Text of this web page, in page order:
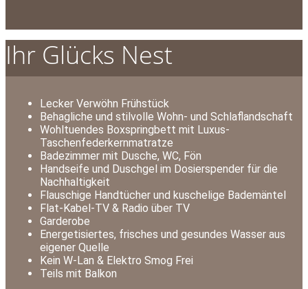
Ihr Glücks Nest
Lecker Verwöhn Frühstück
Behagliche und stilvolle Wohn- und Schlaflandschaft
Wohltuendes Boxspringbett mit Luxus-
Taschenfederkernmatratze
Badezimmer mit Dusche, WC, Fön
Handseife und Duschgel im Dosierspender für die
Nachhaltigkeit
Flauschige Handtücher und kuschelige Bademäntel
Flat-Kabel-TV & Radio über TV
Garderobe
Energetisiertes, frisches und gesundes Wasser aus
eigener Quelle
Kein W-Lan & Elektro Smog Frei
Teils mit Balkon